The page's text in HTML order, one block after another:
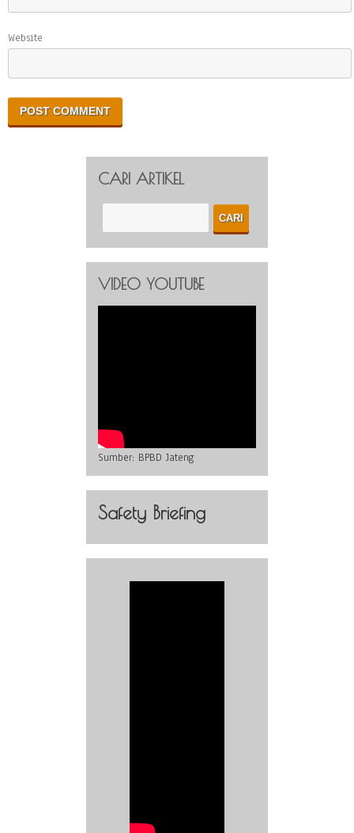
Website
CARI ARTIKEL
VIDEO YOUTUBE
Sumber: BPBD Jateng
Safety Briefing